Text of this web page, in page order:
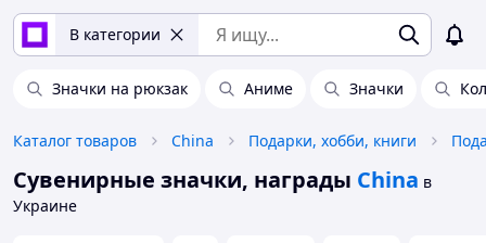
В категории
Значки на рюкзак Аниме Значки
Каталог товаров China Подарки, хобби, книги
Сувенирные значки, награды China в
Украине